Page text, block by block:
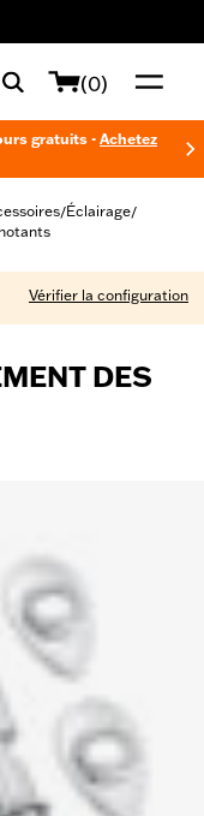
(0)
gratuits - Achetez
/Éclairage/
Vérifier la configuration
DES